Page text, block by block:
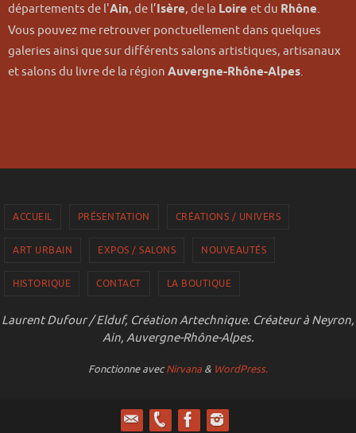
départements de l'Ain, de l’Isère, de la Loire et du Rhône.
Vous pouvez me retrouver ponctuellement dans quelques
galeries ainsi que sur différents salons artistiques, artisanaux
et salons du livre de la région Auvergne-Rhône-Alpes.
ACCUEIL PRÉSENTATION CRÉATIONS / UNIVERS
ART URBAIN EXPOS / SALONS NOUVEAUTÉS
HISTORIQUE CONTACT LA BOUTIQUE
Laurent Dufour / Elduf, Création Artechnique. Créateur à Neyron,
Ain, Auvergne-Rhône-Alpes.
Fonctionne avecNirvana & WordPress.